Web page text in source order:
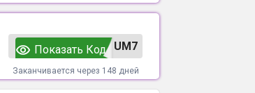
UM7
Показать Код
Заканчивается через 148 дней